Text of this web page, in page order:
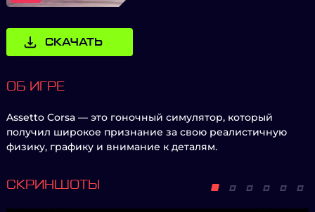
СКАЧАТЬ
ОБ ИГРЕ
Assetto Corsa — это гоночный симулятор, который
получил широкое признание за свою реалистичную
физику, графику и внимание к деталям.
СКРИНШОТЫ